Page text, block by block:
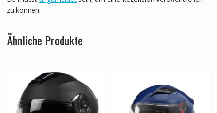
zu können.
Ähnliche Produkte